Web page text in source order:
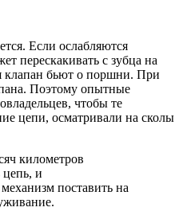
Если ослабляются
перескакивать с зубца на
клапан бьют о поршни. При
Поэтому опытные
чтобы те
цепи, осматривали на сколы
километров
цепь, и
поставить на